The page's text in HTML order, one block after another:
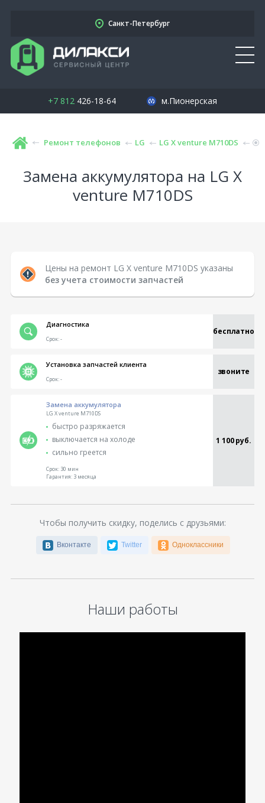
Санкт-Петербург
+7 812426-18-64 м.Пионерская
Ремонт телефонов LG LG X venture M710DS
Замена аккумулятора на LG X
venture M710DS
Цены на ремонт LG X venture M710DS указаны
без учета стоимости запчастей
Диагностика
бесплатно
Срок:-
Установка запчастей клиента
звоните
Срок:-
Замена аккумулятора
LG X venture M710DS
быстро разряжается
выключается на холоде
сильно греется
1 100 руб.
Срок:30 мин
Гарантия:3 месяца
Чтобы получить скидку, поделись с друзьями:
Вконтакте Twitter Одноклассники
Наши работы